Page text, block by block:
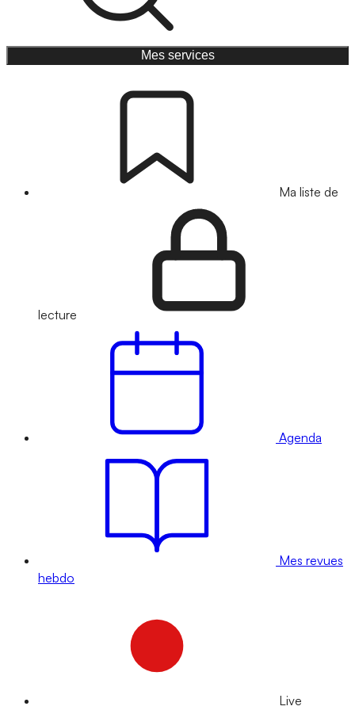
Mes services
Ma liste de
lecture
Agenda
Mes revues
hebdo
Live